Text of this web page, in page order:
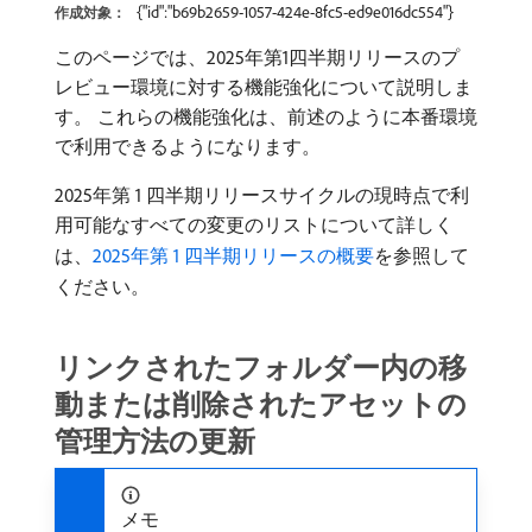
作成対象： {"id":"b69b2659-1057-424e-8fc5-ed9e016dc554"}
このページでは、2025年第1四半期リリースのプ
レビュー環境に対する機能強化について説明しま
す。 これらの機能強化は、前述のように本番環境
で利用できるようになります。
2025年第 1 四半期リリースサイクルの現時点で利
用可能なすべての変更のリストについて詳しく
は、 2025年第 1 四半期リリースの概要を参照して
ください。
リンクされたフォルダー内の移
動または削除されたアセットの
管理方法の更新
メモ